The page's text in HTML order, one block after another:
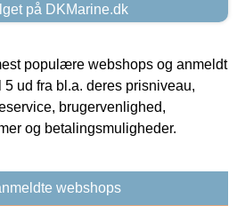
på DKMarine.dk
populære webshops og anmeldt
ud fra bl.a. deres prisniveau,
brugervenlighed,
og betalingsmuligheder.
webshops